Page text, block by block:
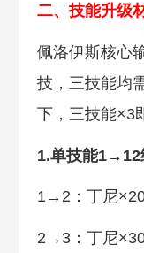
二、技能升级
佩洛伊斯核心
技，三技能均
下，三技能×3
1.单技能1→12
1→2：丁尼
2→3：丁尼